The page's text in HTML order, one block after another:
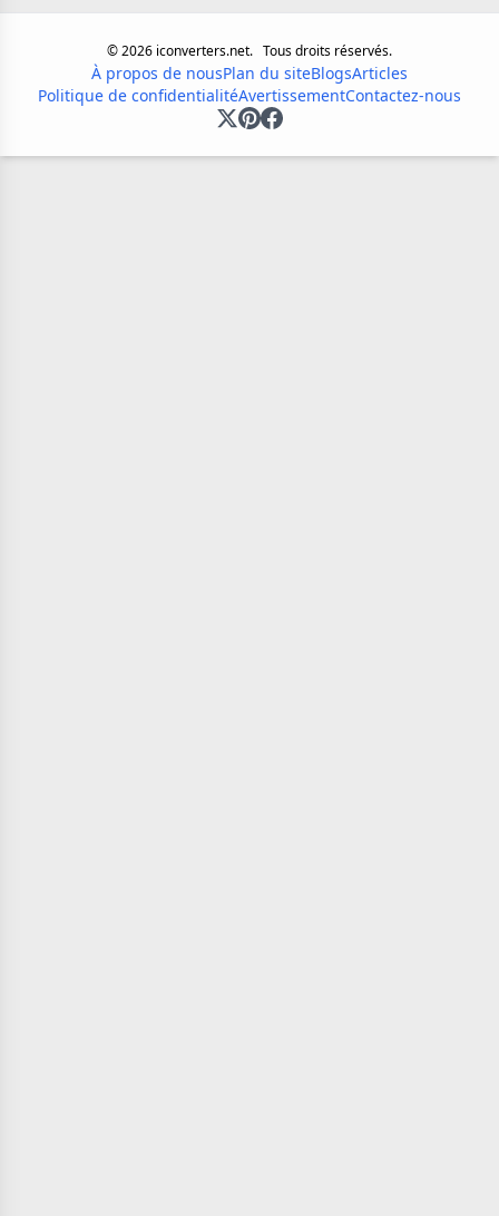
©2026 iconverters.net. Tous droits réservés.
À propos de nousPlan du siteBlogsArticles
Politique de confidentialitéAvertissementContactez-nous